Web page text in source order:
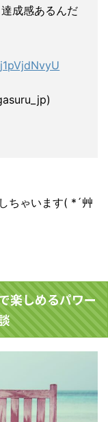
成感あるんだ
ちゃいます( *´艸
楽しめるパワー